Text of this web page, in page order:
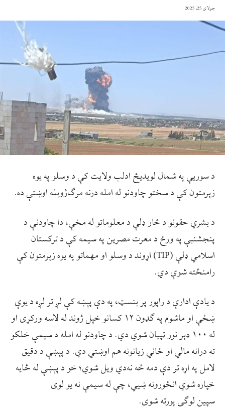
جولای 25, 2025
د سوریې په شمال لویدیځ ادلب ولایت کې د وسلو په یوه
زېرمتون کې د سختو چاودنو له امله درنه مرګ‌ژوبله اوښتې ده.
د بشري حقونو د څار ډلې د معلوماتو له مخې، دا چاودنې د
پنجشنبې په ورځ د معرت مصرین په سیمه کې د ترکستان
اسلامي ډلې (TIP) اړوند د وسلو او مهماتو په یوه زېرمتون کې
رامنځته شوې دي.
د یادې ادارې د راپور پر بنسټ، په دې پېښه کې لږ تر لږه د يوې
ښځې او ماشوم په ګډون ۱۲ کسانو خپل ژوند له لاسه ورکړی او
له ۱۰۰ ډېر نور ټپیان شوي دي. د چاودنو له امله د سیمې خلکو
ته درانه مالي او ځاني زیانونه هم اوښتي دي. د پېښې د دقیق
لامل په اړه تر دې دمه څه نه‌دي ویل شوي؛ خو د پېښې له ځایه
خپاره شوي انځورونه ښيي، چې له سیمې نه یو لوی
سپین لوګی پورته شوی.